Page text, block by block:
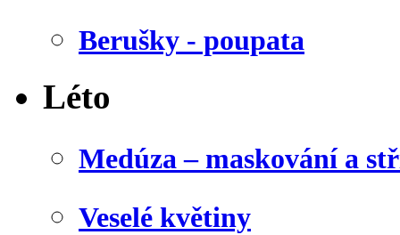
Berušky - poupata
Léto
Medúza – maskování a
Veselé květiny